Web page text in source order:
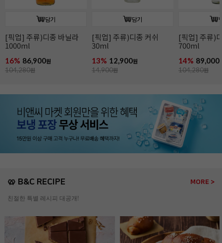
담기
[픽업] 주류)디종 바닐라
1000ml
16% 86,900원
104,280원
담기
[픽업] 주류)디종 커쉬
30ml
13% 12,900원
14,900원
[픽업] 주류)
700ml
14% 89,000
104,280원
🥨 B&C RECIPE MORE >
친절한 특별 레시피 대공개!